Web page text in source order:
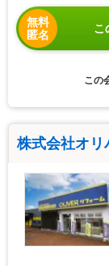
無料
匿名
こ
この
株式会社オリ